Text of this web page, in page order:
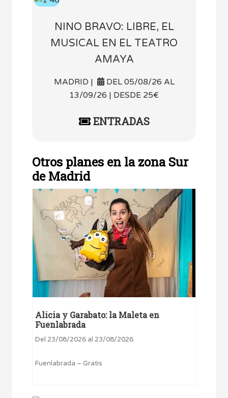
NINO BRAVO: LIBRE, EL
MUSICAL EN EL TEATRO
AMAYA
MADRID |
DEL 05/08/26 AL
13/09/26 | DESDE 25€
ENTRADAS
Otros planes en la zona Sur
de Madrid
Alicia y Garabato: la Maleta en
Fuenlabrada
Del 23/08/2026 al 23/08/2026
Fuenlabrada – Gratis